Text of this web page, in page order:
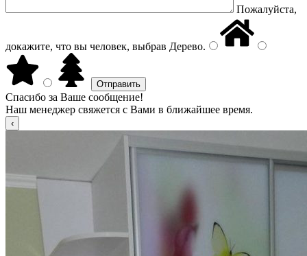
Пожалуйста,
докажите, что вы человек, выбрав Дерево.
Спасибо за Ваше сообщение!
Наш менеджер свяжется с Вами в ближайшее время.